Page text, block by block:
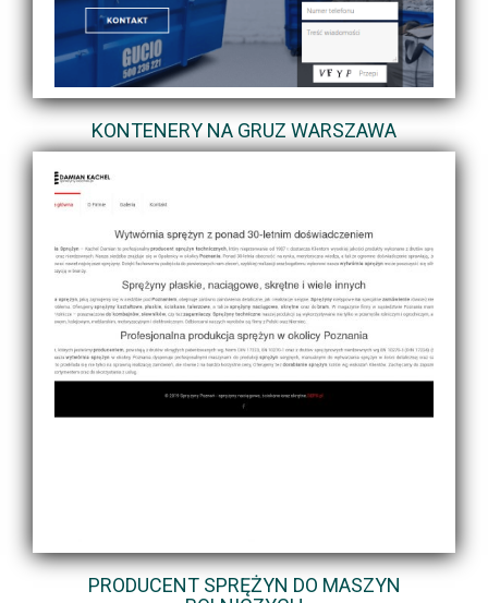
KONTENERY NA GRUZ WARSZAWA
PRODUCENT SPRĘŻYN DO MASZYN